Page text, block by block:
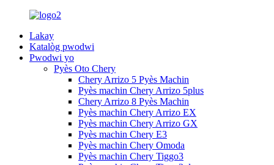
Lakay
Katalòg pwodwi
Pwodwi yo
Pyès Oto Chery
Chery Arrizo 5 Pyès Machin
Pyès machin Chery Arrizo 5plus
Chery Arrizo 8 Pyès Machin
Pyès machin Chery Arrizo EX
Pyès machin Chery Arrizo GX
Pyès machin Chery E3
Pyès machin Chery Omoda
Pyès machin Chery Tiggo3